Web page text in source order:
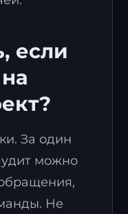
если
За один
можно
Не
свяжется с
плана